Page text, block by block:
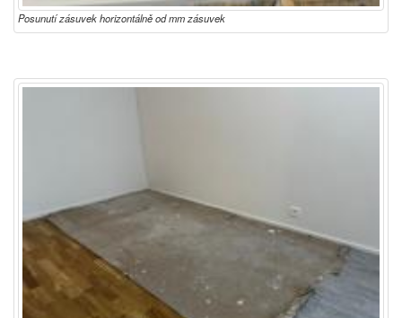
Posunutí zásuvek horizontálně od mm zásuvek